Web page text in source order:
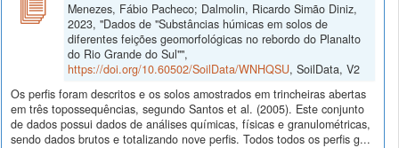
Menezes, Fábio Pacheco; Dalmolin, Ricardo Simão Diniz,
2023, "Dados de "Substâncias húmicas em solos de
diferentes feições geomorfológicas no rebordo do Planalto
do Rio Grande do Sul"",
https://doi.org/10.60502/SoilData/WNHQSU, SoilData, V2
Os perfis foram descritos e os solos amostrados em trincheiras abertas
em três topossequências, segundo Santos et al. (2005). Este conjunto
de dados possui dados de análises químicas, físicas e granulométricas,
sendo dados brutos e totalizando nove perfis. Todos todos os perfis g...